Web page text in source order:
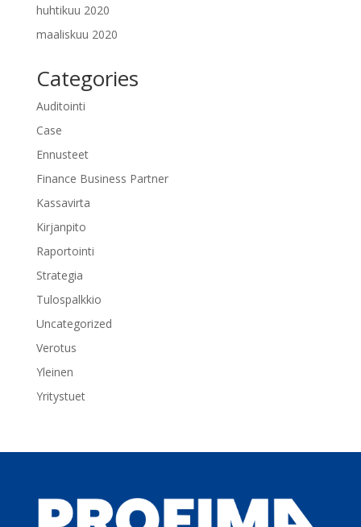
huhtikuu 2020
maaliskuu 2020
Categories
Auditointi
Case
Ennusteet
Finance Business Partner
Kassavirta
Kirjanpito
Raportointi
Strategia
Tulospalkkio
Uncategorized
Verotus
Yleinen
Yritystuet